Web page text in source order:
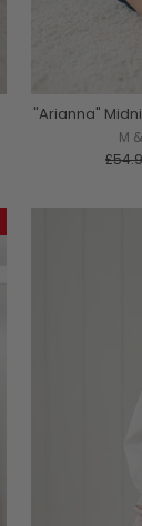
"Arianna"
السعر